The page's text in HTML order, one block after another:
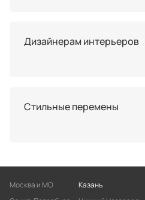
Дизайнерам интерьеров
Стильные перемены
Москва и МО
Казань